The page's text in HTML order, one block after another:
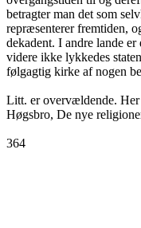
betragter man det som
repræsenterer fremtiden,
dekadent. I andre lande
videre ikke lykkedes
følgagtig kirke af nogen
Litt. er overvældende.
Høgsbro, De nye
364